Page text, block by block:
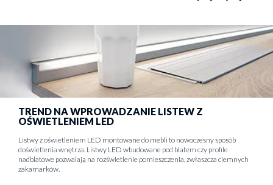
TREND NA WPROWADZANIE LISTEW Z
OŚWIETLENIEM LED
Listwy z oświetleniem LED montowane do mebli to nowoczesny sposób
doświetlenia wnętrza. Listwy LED wbudowane pod blatem czy profile
nadblatowe pozwalają na rozświetlenie pomieszczenia, zwłaszcza ciemnych
zakamarków.